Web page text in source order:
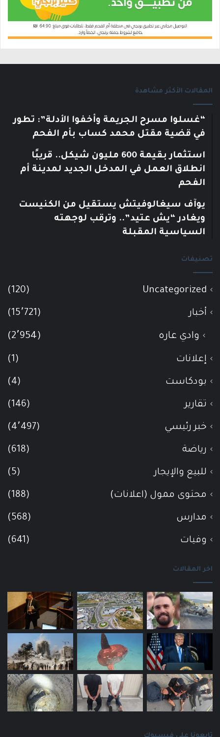
المقالات الأكثر مشاهدة
“غسلوا مسرح الجريمة وأخفوا الأدلة”: تطور
في قضية مقتل محمد كساب بأم الفحم
استثمار بقيمة 600 مليون شيكل.. قريبًا
انطلاق العمل في المدخل الجديد لمدينة أم
الفحم
يوآف سيغالوفيتش يستقيل من الكنيست
ويغادر “يش عتيد”.. وترقب لوجهته
السياسية المقبلة
تصنيفات
Uncategorized
(120)
أخبار (15٬721)
وادي عاره (2٬954)
إعلانات (1)
بودكاست (4)
تقارير (146)
خبر رئيسي (4٬497)
رياضة (618)
للبيع والإيجار (5)
محتوى ممول (اعلانات) (188)
مدارس (568)
وفيات (641)
اخر المقالات